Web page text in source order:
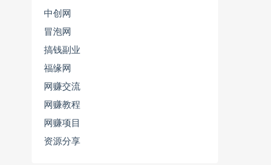
中创网
冒泡网
搞钱副业
福缘网
网赚交流
网赚教程
网赚项目
资源分享